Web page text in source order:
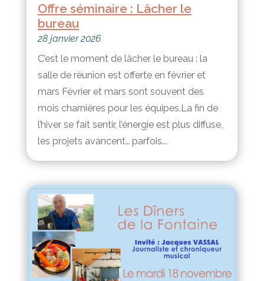
Offre séminaire : Lâcher le
bureau
28 janvier 2026
C’est le moment de lâcher le bureau : la
salle de réunion est offerte en février et
mars Février et mars sont souvent des
mois charnières pour les équipes.La fin de
l’hiver se fait sentir, l’énergie est plus diffuse,
les projets avancent… parfois...